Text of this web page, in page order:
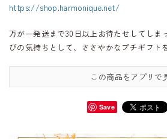
https://shop.harmonique.net/
万が一発送まで30日以上お待たせしてしま
びの気持ちとして、ささやかなプチギフト
この商品をアプリで
Save